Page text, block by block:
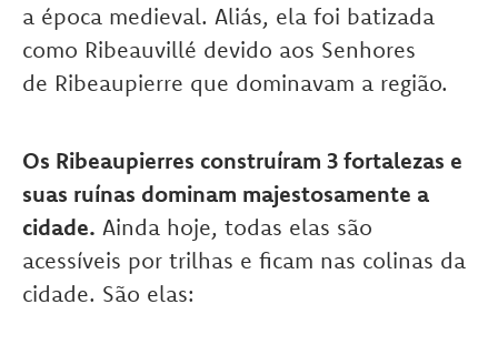
a época medieval. Aliás, ela foi batizada
como Ribeauvillé devido aos Senhores
de Ribeaupierre que dominavam a região.
Os Ribeaupierres construíram 3 fortalezas e
suas ruínas dominam majestosamente a
cidade. Ainda hoje, todas elas são
acessíveis por trilhas e ficam nas colinas da
cidade. São elas: